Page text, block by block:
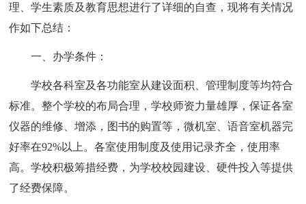
理、学生素质及教育思想进行了详细的自查，现将有关情况
作如下总结：
一、办学条件：
学校各科室及各功能室从建设面积、管理制度等均符合
标准。整个学校的布局合理，学校师资力量雄厚，保证各室
仪器的维修、增添，图书的购置等，微机室、语音室机器完
好率在92%以上。各室使用制度及使用记录齐全，使用率
高。学校积极筹措经费，为学校校园建设、硬件投入等提供
了经费保障。